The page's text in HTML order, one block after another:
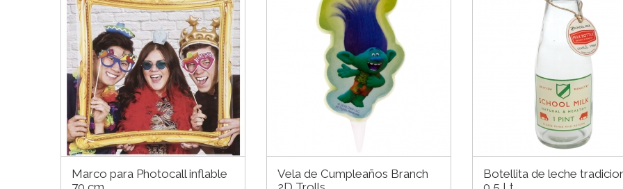
Marco para Photocall inflable
Vela de Cumpleaños Branch
Botellita de leche